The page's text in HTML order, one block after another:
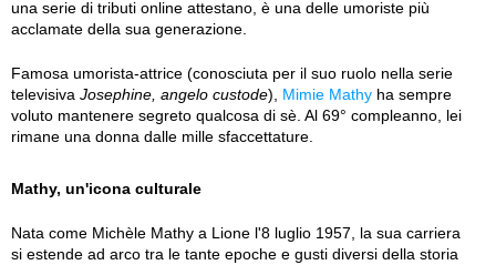
una serie di tributi online attestano, è una delle umoriste più
acclamate della sua generazione.
Famosa umorista-attrice (conosciuta per il suo ruolo nella serie
televisiva Josephine, angelo custode), Mimie Mathy ha sempre
voluto mantenere segreto qualcosa di sè. Al 69° compleanno, lei
rimane una donna dalle mille sfaccettature.
Mathy, un'icona culturale
Nata come Michèle Mathy a Lione l'8 luglio 1957, la sua carriera
si estende ad arco tra le tante epoche e gusti diversi della storia